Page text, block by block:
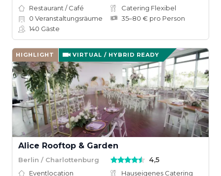
Restaurant / Café
Catering Flexibel
0 Veranstaltungsräume
35–80 € pro Person
140 Gäste
HIGHLIGHT VIRTUAL / HYBRID READY
Alice Rooftop & Garden
Berlin / Charlottenburg 4,5
Eventlocation
Hauseigenes Catering